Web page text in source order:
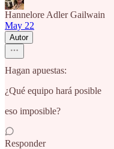
Hannelore Adler Gailwain
May 22
Autor
Hagan apuestas:
¿Qué equipo hará posible
eso imposible?
Responder